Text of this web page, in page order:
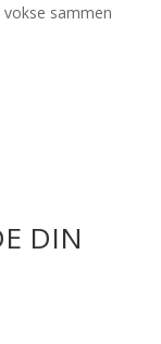
sammen
DIN